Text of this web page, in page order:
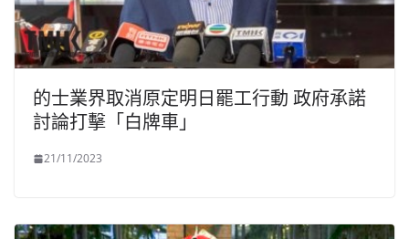
的士業界取消原定明日罷工行動 政府承諾
討論打擊「白牌車」
21/11/2023